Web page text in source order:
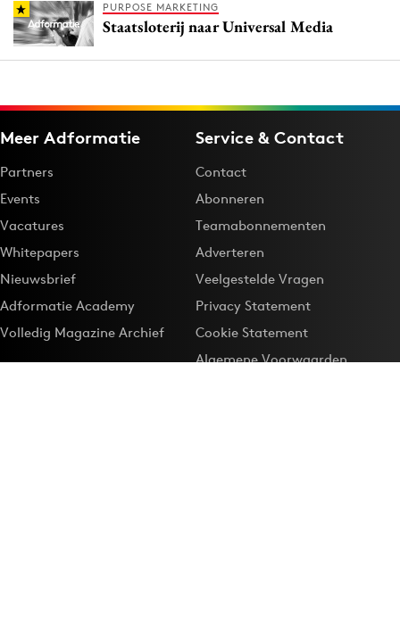
PURPOSE MARKETING
Staatsloterij naar Universal Media
Meer Adformatie
Partners
Events
Vacatures
Whitepapers
Nieuwsbrief
Adformatie Academy
Volledig Magazine Archief
Service & Contact
Contact
Abonneren
Teamabonnementen
Adverteren
Veelgestelde Vragen
Privacy Statement
Cookie Statement
Algemene Voorwaarden